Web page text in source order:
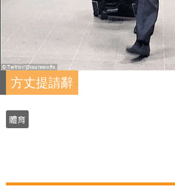
方丈提請辭
體育